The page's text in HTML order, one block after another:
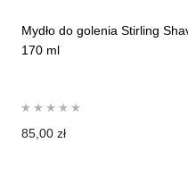
Mydło do golenia Stirling
170 ml
85,00 zł